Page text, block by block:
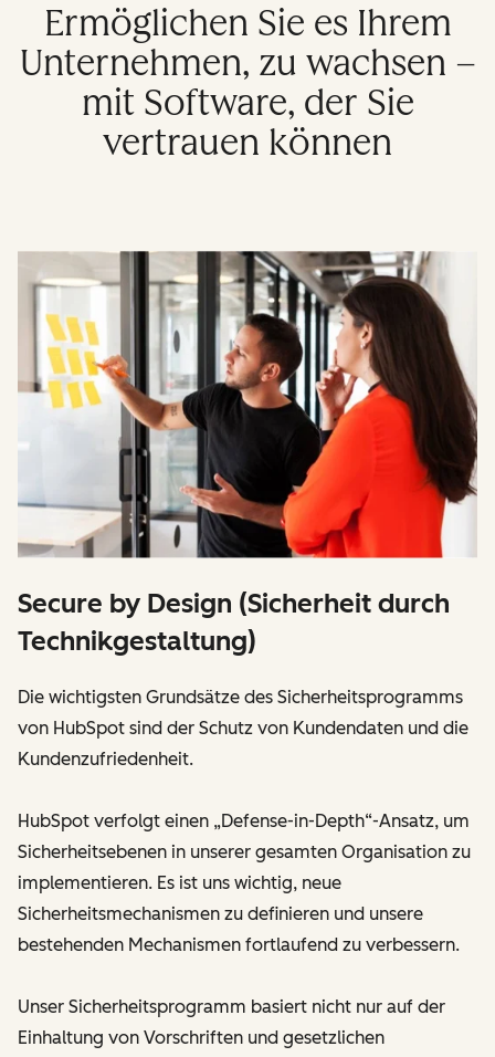
Ermöglichen Sie es Ihrem
Unternehmen, zu wachsen –
mit Software, der Sie
vertrauen können
Secure by Design (Sicherheit durch
Technikgestaltung)
Die wichtigsten Grundsätze des Sicherheitsprogramms
von HubSpot sind der Schutz von Kundendaten und die
Kundenzufriedenheit.
HubSpot verfolgt einen „Defense-in-Depth“-Ansatz, um
Sicherheitsebenen in unserer gesamten Organisation zu
implementieren. Es ist uns wichtig, neue
Sicherheitsmechanismen zu definieren und unsere
bestehenden Mechanismen fortlaufend zu verbessern.
Unser Sicherheitsprogramm basiert nicht nur auf der
Einhaltung von Vorschriften und gesetzlichen